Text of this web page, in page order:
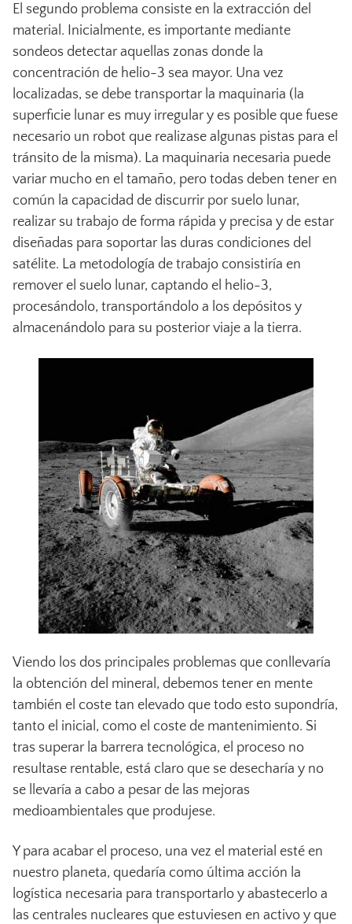
El segundo problema consiste en la extracción del
material. Inicialmente, es importante mediante
sondeos detectar aquellas zonas donde la
concentración de helio-3 sea mayor. Una vez
localizadas, se debe transportar la maquinaria (la
superficie lunar es muy irregular y es posible que fuese
necesario un robot que realizase algunas pistas para el
tránsito de la misma). La maquinaria necesaria puede
variar mucho en el tamaño, pero todas deben tener en
común la capacidad de discurrir por suelo lunar,
realizar su trabajo de forma rápida y precisa y de estar
diseñadas para soportar las duras condiciones del
satélite. La metodología de trabajo consistiría en
remover el suelo lunar, captando el helio-3,
procesándolo, transportándolo a los depósitos y
almacenándolo para su posterior viaje a la tierra.
Viendo los dos principales problemas que conllevaría
la obtención del mineral, debemos tener en mente
también el coste tan elevado que todo esto supondría,
tanto el inicial, como el coste de mantenimiento. Si
tras superar la barrera tecnológica, el proceso no
resultase rentable, está claro que se desecharía y no
se llevaría a cabo a pesar de las mejoras
medioambientales que produjese.
Y para acabar el proceso, una vez el material esté en
nuestro planeta, quedaría como última acción la
logística necesaria para transportarlo y abastecerlo a
las centrales nucleares que estuviesen en activo y que